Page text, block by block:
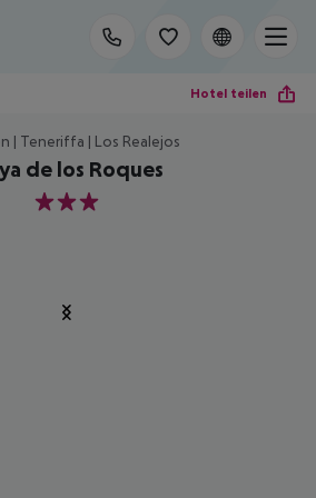
Hotel teilen
| Teneriffa | Los Realejos
de los Roques
3